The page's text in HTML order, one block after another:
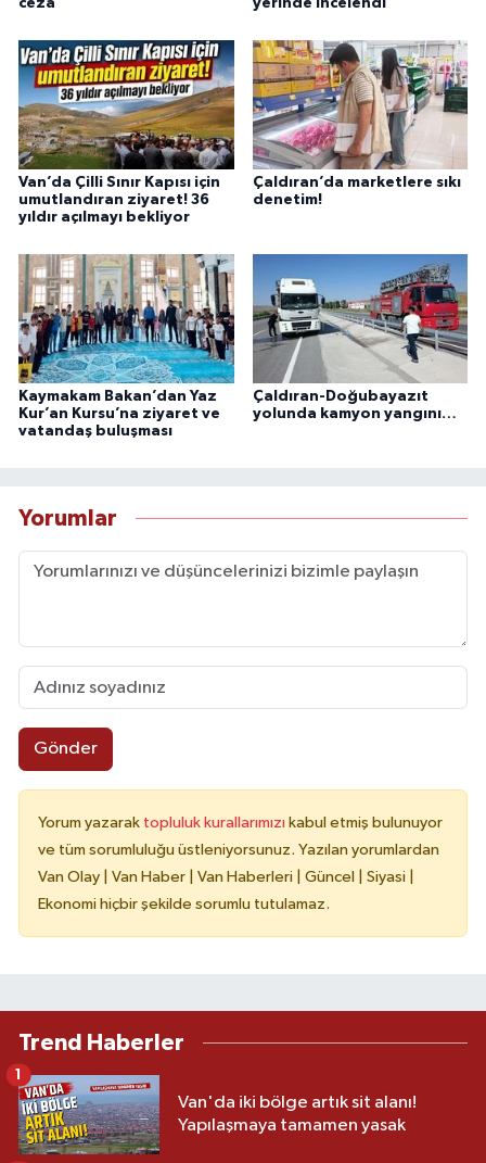
ceza yerinde incelendi
Van’da Çilli Sınır Kapısı için
umutlandıran ziyaret! 36
yıldır açılmayı bekliyor
Çaldıran’da marketlere sıkı
denetim!
Kaymakam Bakan’dan Yaz
Kur’an Kursu’na ziyaret ve
vatandaş buluşması
Çaldıran-Doğubayazıt
yolunda kamyon yangını…
Yorumlar
Gönder
Yorum yazarak topluluk kurallarımızı kabul etmiş bulunuyor
ve tüm sorumluluğu üstleniyorsunuz. Yazılan yorumlardan
Van Olay | Van Haber | Van Haberleri | Güncel | Siyasi |
Ekonomi hiçbir şekilde sorumlu tutulamaz.
Trend Haberler
Van'da iki bölge artık sit alanı!
Yapılaşmaya tamamen yasak
1